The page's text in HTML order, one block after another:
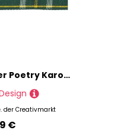
Rico Design Paper Poetry Karoband grün-gelb-schwarz 38mm 3m
der Creativmarkt
€